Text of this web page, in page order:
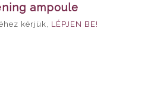
ampoule
kérjük, LÉPJEN BE!